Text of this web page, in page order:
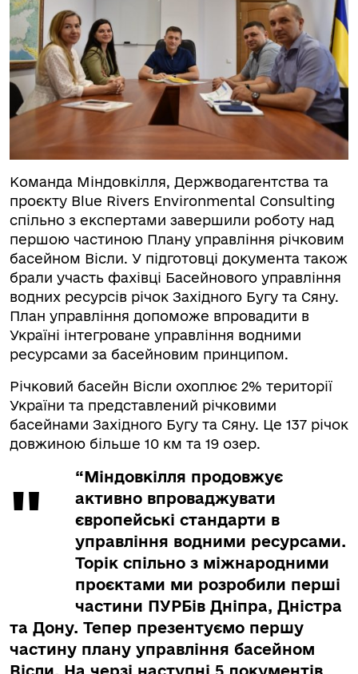
Команда Міндовкілля, Держводагентства та
проєкту Blue Rivers Environmental Consulting
спільно з експертами завершили роботу над
першою частиною Плану управління річковим
басейном Вісли. У підготовці документа також
брали участь фахівці Басейнового управління
водних ресурсів річок Західного Бугу та Сяну.
План управління допоможе впровадити в
Україні інтегроване управління водними
ресурсами за басейновим принципом.
Річковий басейн Вісли охоплює 2% території
України та представлений річковими
басейнами Західного Бугу та Сяну. Це 137 річок
довжиною більше 10 км та 19 озер.
“Міндовкілля продовжує
активно впроваджувати
європейські стандарти в
управління водними ресурсами.
Торік спільно з міжнародними
проєктами ми розробили перші
частини ПУРБів Дніпра, Дністра
та Дону. Тепер презентуємо першу
частину плану управління басейном